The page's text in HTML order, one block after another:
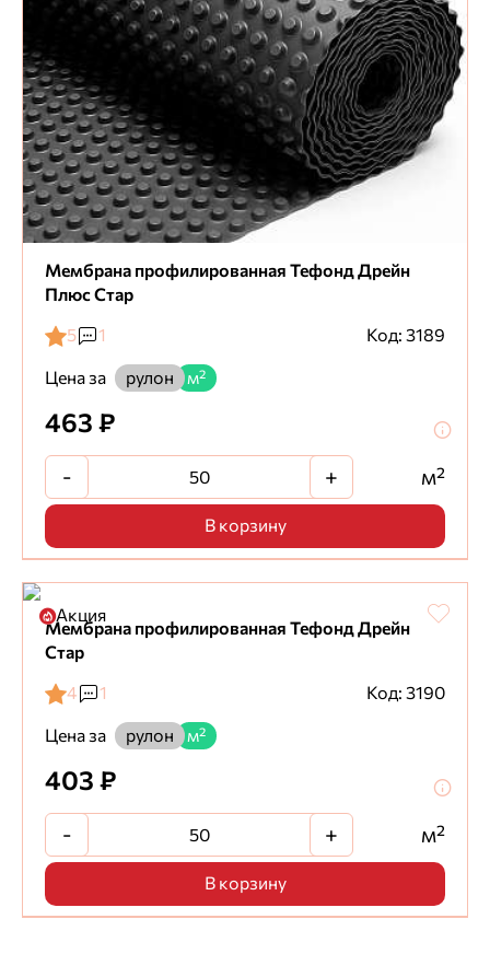
Мембрана профилированная Тефонд Дрейн
Плюс Стар
5
1
Код: 3189
Цена за
рулон м²
463 ₽
- + м²
В корзину
Акция
Мембрана профилированная Тефонд Дрейн
Стар
4
1
Код: 3190
Цена за
рулон м²
403 ₽
- + м²
В корзину